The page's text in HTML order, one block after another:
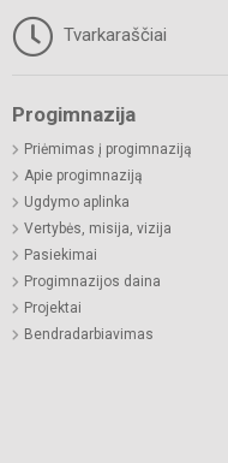
Tvarkaraščiai
Progimnazija
Priėmimas į progimnaziją
Apie progimnaziją
Ugdymo aplinka
Vertybės, misija, vizija
Pasiekimai
Progimnazijos daina
Projektai
Bendradarbiavimas